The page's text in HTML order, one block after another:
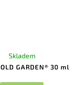
GARDEN® 30 ml
Skladem